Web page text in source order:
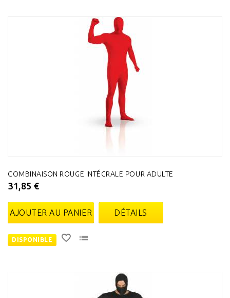
COMBINAISON ROUGE INTÉGRALE POUR ADULTE
31,85 €
AJOUTER AU PANIER DÉTAILS
DISPONIBLE